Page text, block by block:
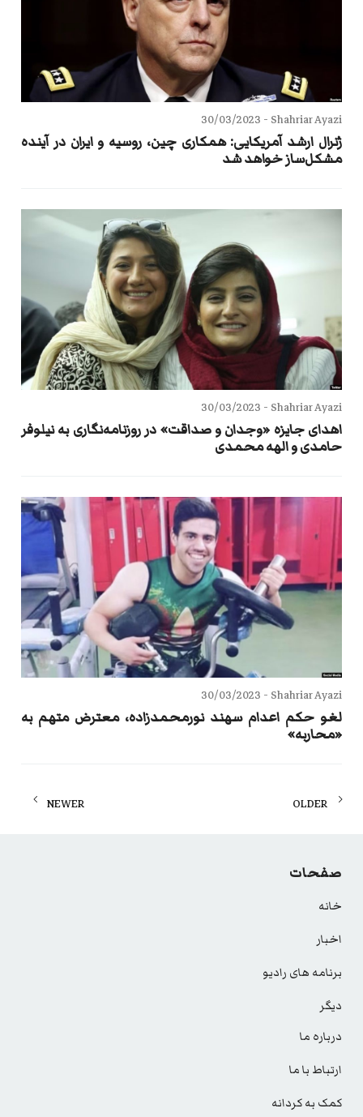
Shahriar Ayazi -
30/03/2023
ژنرال ارشد آمریکایی: همکاری چین، روسیه و ایران در آینده
مشکل‌ساز خواهد شد
Shahriar Ayazi -
30/03/2023
اهدای جایزه «وجدان و صداقت» در روزنامه‌نگاری به نیلوفر
حامدی و الهه محمدی
Shahriar Ayazi -
30/03/2023
لغو حکم اعدام سهند نورمحمدزاده، معترض متهم به
«محاربه»
Posts
OLDER
NEWER
صفحات
خانه
اخبار
برنامه های رادیو
دیگر
درباره ما
ارتباط با ما
کمک به کردانه